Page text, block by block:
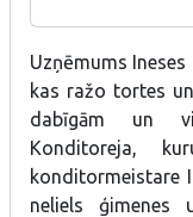
Uzņēmums
kas ražo tortes
dabīgām un
Konditoreja,
konditormeistare
neliels ģimenes